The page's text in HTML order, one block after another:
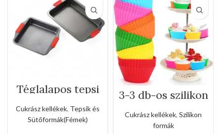
Téglalapos tepsi
szilikon fogóval
Cukrász kellékek, Tepsik és
Sütőformák(Fémek)
3-3 db-os szilikon
Cukrász kellékek, Szilikon
formák